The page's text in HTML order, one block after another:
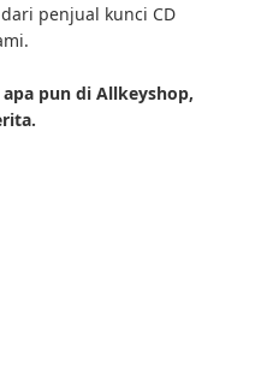
penjual kunci CD
pun di Allkeyshop,